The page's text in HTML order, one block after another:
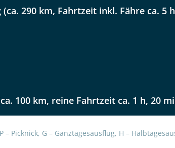
(ca. 290 km, Fahrtzeit inkl. Fähre ca. 5
100 km, reine Fahrtzeit ca. 1 h, 20
– Picknick, G – Ganztagesausflug, H –